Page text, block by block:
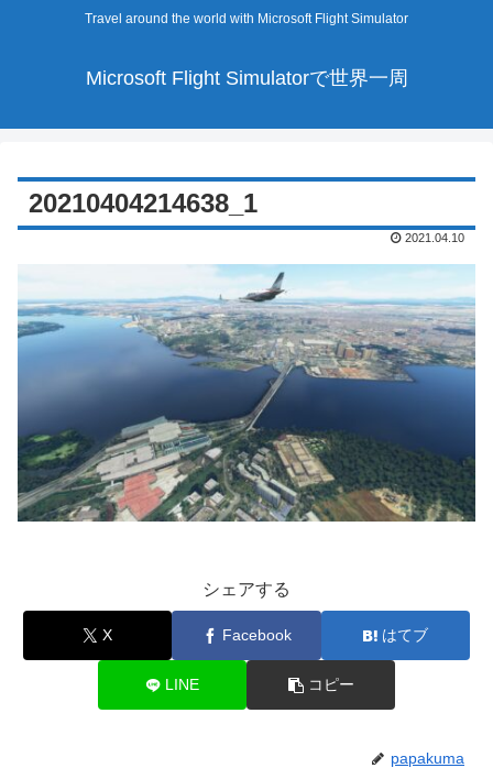
Travel around the world with Microsoft Flight Simulator
Microsoft Flight Simulatorで世界一周
20210404214638_1
2021.04.10
シェアする
X Facebook はてブ
LINE コピー
papakuma